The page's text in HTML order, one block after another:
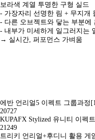
보라색 계열 투명한 구형 실드
- 가장자리 선명한 림 + 무지개
- 다른 오브젝트와 닿는 부분에
- 내부가 미세하게 일그러지는
→ 실시간, 퍼포먼스 가벼움
에반 언리얼5 이펙트 그룹과정
20727
KUPAFX Stylized 유니티 이펙
21249
트리키 언리얼+후디니 활용 게